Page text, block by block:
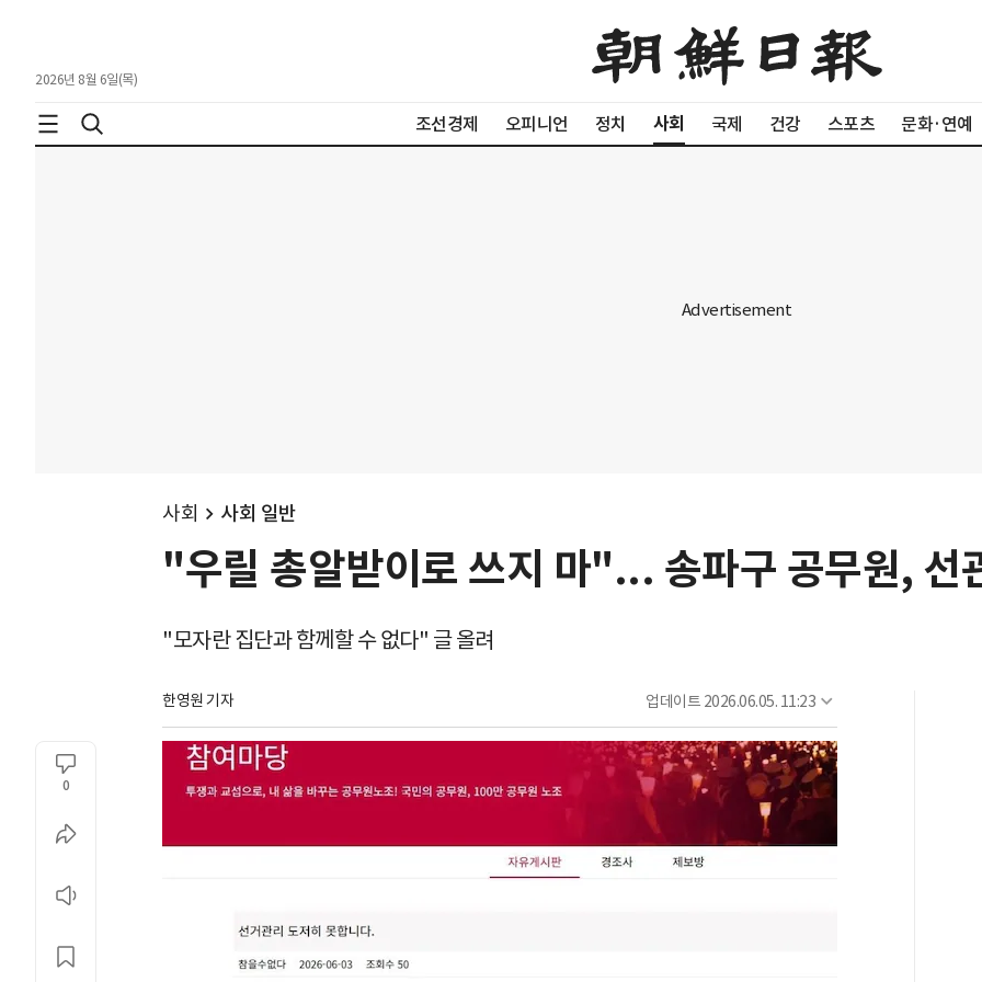
2026년 8월 6일(목)
조선경제 오피니언 정치 사회 국제 건강 스포츠 문화·연예
사회 사회 일반
"우릴 총알받이로 쓰지 마"... 송파구 공무원, 선
"모자란 집단과 함께할 수 없다" 글 올려
한영원 기자 업데이트 2026.06.05. 11:23
0